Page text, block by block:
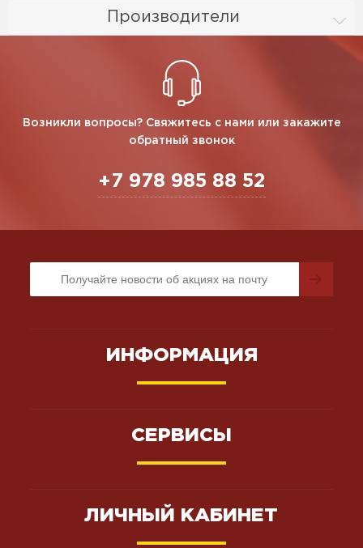
Производители
Возникли вопросы? Свяжитесь с нами или закажите
обратный звонок
+7 978 985 88 52
ИНФОРМАЦИЯ
СЕРВИСЫ
ЛИЧНЫЙ КАБИНЕТ